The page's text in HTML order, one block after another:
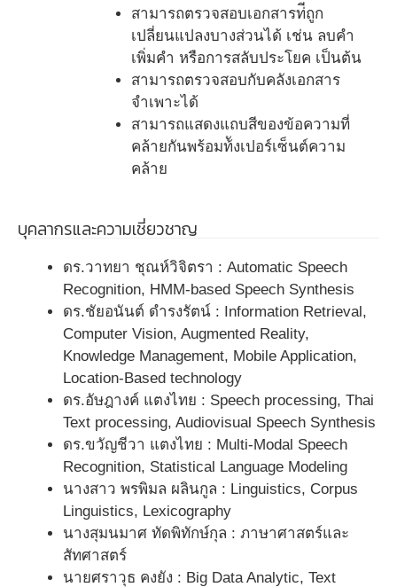
สามารถตรวจสอบเอกสารท่ีถูก
เปลี่ยนแปลงบางส่วนได้ เช่น ลบคำ
เพิ่มคำ หรือการสลับประโยค เป็นต้น
สามารถตรวจสอบกับคลังเอกสาร
จำเพาะได้
สามารถแสดงแถบสีของข้อความที่
คล้ายกันพร้อมท้ังเปอร์เซ็นต์ความ
คล้าย
บุคลากรและความเชี่ยวชาญ
ดร.วาทยา ชุณห์วิจิตรา : Automatic Speech
Recognition, HMM-based Speech Synthesis
ดร.ชัยอนันต์ ดำรงรัตน์ : Information Retrieval,
Computer Vision, Augmented Reality,
Knowledge Management, Mobile Application,
Location-Based technology
ดร.อัษฎางค์ แตงไทย : Speech processing, Thai
Text processing, Audiovisual Speech Synthesis
ดร.ขวัญชีวา แตงไทย : Multi-Modal Speech
Recognition, Statistical Language Modeling
นางสาว พรพิมล ผลินกูล : Linguistics, Corpus
Linguistics, Lexicography
นางสุมนมาศ ทัดพิทักษ์กุล : ภาษาศาสตร์และ
สัทศาสตร์
นายศราวุธ คงยัง : Big Data Analytic, Text